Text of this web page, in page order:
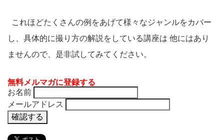
これほどたくさんの例をあげて様々なジャンルをカバー
し、具体的に撮り方の解説をしている講座は 他にはあり
ませんので、是非試してみてください。
無料メルマガに登録する
お名前
メールアドレス